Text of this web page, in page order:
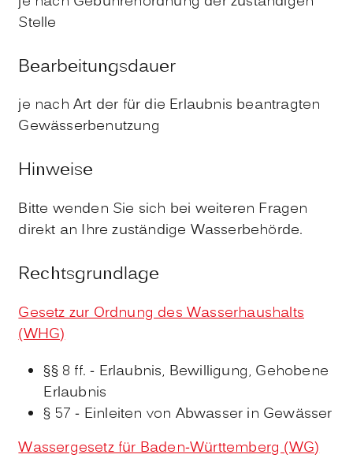
Stelle
Bearbeitungsdauer
je nach Art der für die Erlaubnis beantragten
Gewässerbenutzung
Hinweise
Bitte wenden Sie sich bei weiteren Fragen
direkt an Ihre zuständige Wasserbehörde.
Rechtsgrundlage
Gesetz zur Ordnung des Wasserhaushalts
(WHG)
§§ 8 ff. - Erlaubnis, Bewilligung, Gehobene
Erlaubnis
§ 57 - Einleiten von Abwasser in Gewässer
Wassergesetz für Baden-Württemberg (WG)